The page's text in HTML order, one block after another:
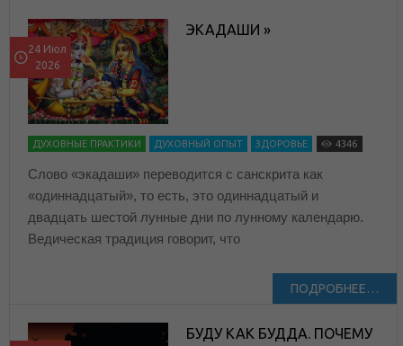
24 Июл
2026
ЭКАДАШИ »
ДУХОВНЫЕ ПРАКТИКИ ДУХОВНЫЙ ОПЫТ ЗДОРОВЬЕ 4346
Слово «экадаши» переводится с санскрита как
«одиннадцатый», то есть, это одиннадцатый и
двадцать шестой лунные дни по лунному календарю.
Ведическая традиция говорит, что
ПОДРОБНЕЕ…
БУДУ КАК БУДДА. ПОЧЕМУ